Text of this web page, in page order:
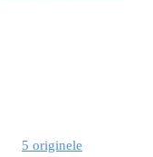
5 originele